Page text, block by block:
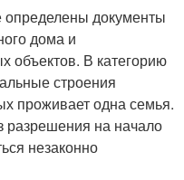
документы
дома и
объектов. В категорию
строения
проживает одна семья.
разрешения на начало
незаконно